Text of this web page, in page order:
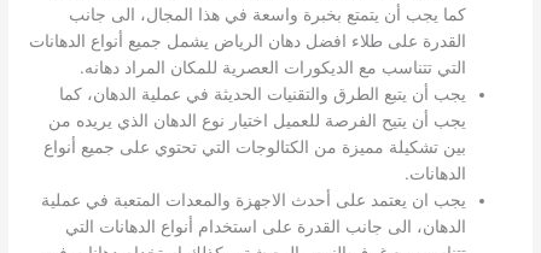
كما يجب أن يتمتع بخبرة واسعة في هذا المجال، الى جانب
القدرة على طلاء افضل دهان الرياض يشمل جميع أنواع الدهانات
التي تتناسب مع الديكورات العصرية للمكان المراد دهانه.
يجب أن يتبع الطرق والتقنيات الحديثة في عملية الدهان، كما
يجب أن يتيح الفرصة للعميل اختيار نوع الدهان الذي يريده من
بين تشكيلة مميزة من الكتالوجات التي تحتوي على جميع أنواع
الدهانات.
يجب ان يعتمد على أحدث الاجهزة والمعدات المتعبة في عملية
الدهان، الى جانب القدرة على استخدام أنواع الدهانات التي